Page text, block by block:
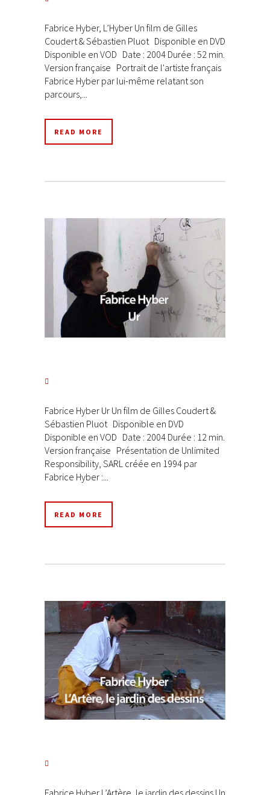
Fabrice Hyber, L’Hyber Un film de Gilles
Coudert & Sébastien Pluot Disponible en DVD
Disponible en VOD Date : 2004 Durée : 52 min.
Version française Portrait de l'artiste français
Fabrice Hyber par lui-même relatant son
parcours,...
READ MORE
Fabrice Hyber Ur Un film de Gilles Coudert &
Sébastien Pluot Disponible en DVD
Disponible en VOD Date : 2004 Durée : 12 min.
Version française Présentation de Unlimited
Responsibility, SARL créée en 1994 par
Fabrice Hyber :...
READ MORE
Fabrice Hyber L’Artère, le jardin des dessins Un